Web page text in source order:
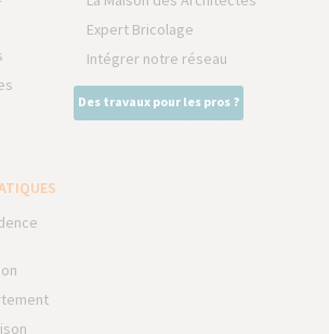
Expert Bricolage
Intégrer notre réseau
Des travaux pour les pros ?